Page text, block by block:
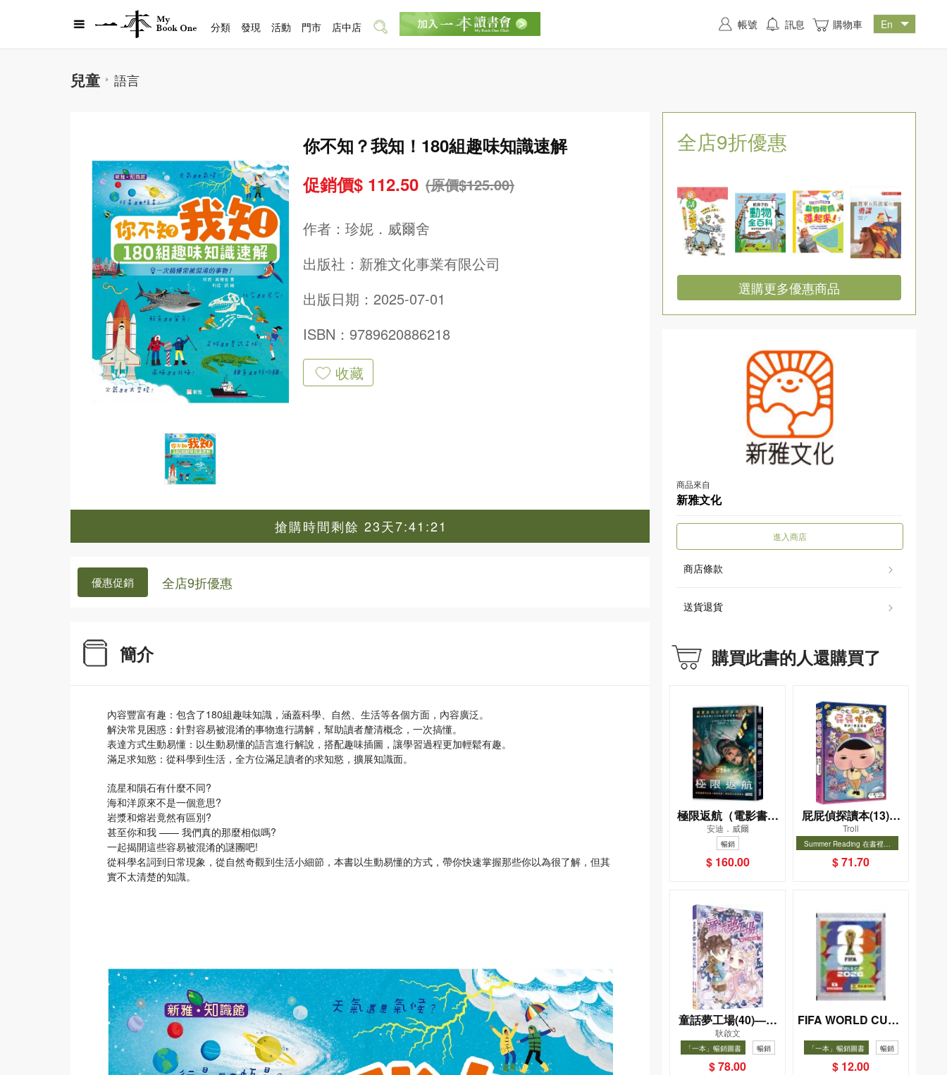
兒童 語言
你不知？我知！180組趣味知識速解
促銷價$ 112.50 (原價$125.00)
作者： 珍妮．威爾舍
出版社： 新雅文化事業有限公司
出版日期：2025-07-01
ISBN：9789620886218
收藏
搶購時間剩餘 23天7:41:20
優惠促銷 全店9折優惠
簡介
內容豐富有趣：包含了180組趣味知識，涵蓋科學、自然、生活等各個方面，內容廣泛。
解決常見困惑：針對容易被混淆的事物進行講解，幫助讀者釐清概念，一次搞懂。
表達方式生動易懂：以生動易懂的語言進行解說，搭配趣味插圖，讓學習過程更加輕鬆有趣。
滿足求知慾：從科學到生活，全方位滿足讀者的求知慾，擴展知識面。
流星和隕石有什麼不同?
海和洋原來不是一個意思?
岩漿和熔岩竟然有區別?
甚至你和我 —— 我們真的那麼相似嗎?
一起揭開這些容易被混淆的謎團吧!
從科學名詞到日常現象，從自然奇觀到生活小細節，本書以生動易懂的方式，帶你快速掌握那些你以為很了解，但其
實不太清楚的知識。
全店9折優惠
選購更多優惠商品
商品來自
新雅文化
進入商店
商店條款
送貨退貨
購買此書的人還購買了
極限返航（電影書衣
典藏版）（獨家收錄
作者訪談）
安迪．威爾
暢銷
$ 160.00
屁屁偵探讀本(13)－
－對決！怪盜學院
（星星篇）
Troll
Summer Reading 在書裡度
選圖書67折
暢銷
$ 71.70
童話夢工場(40)——
織女下凡結奇緣
耿啟文
「一本」暢銷圖書 暢銷
$ 78.00
FIFA WORLD CUP 2
貼紙包）
「一本」暢銷圖書 暢銷
$ 12.00
分類 發現 活動 門市 店中店 帳號 訊息 購物車